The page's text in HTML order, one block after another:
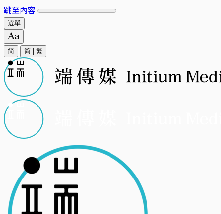
跳至內容
選單
简 简 繁